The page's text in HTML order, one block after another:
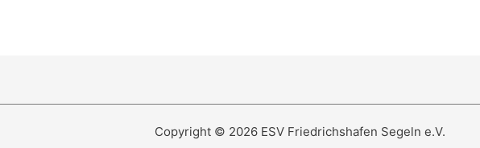
Copyright © 2026 ESV Friedrichshafen Segeln e.V.